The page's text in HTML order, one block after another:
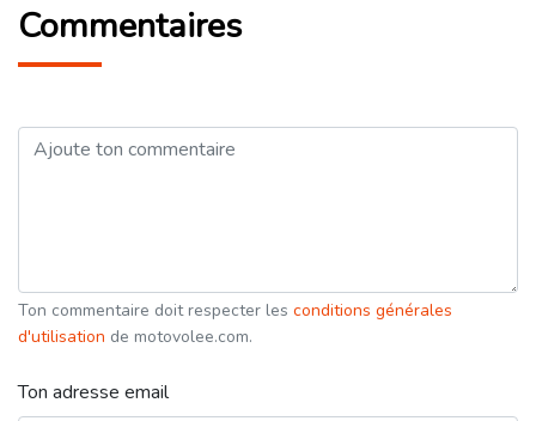
Commentaires
Ton commentaire doit respecter les conditions générales
d'utilisation de motovolee.com.
Ton adresse email